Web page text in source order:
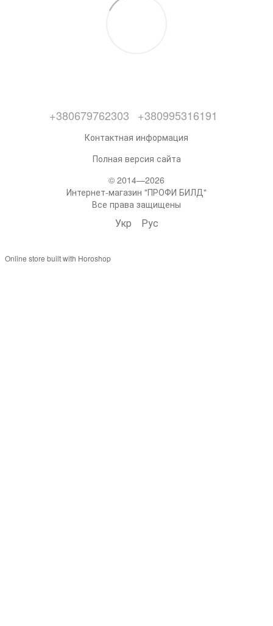
+380679762303 +380995316191
Контактная информация
Полная версия сайта
© 2014—2026
Интернет-магазин "ПРОФИ БИЛД"
Все права защищены
Укр Рус
Online store built with Horoshop